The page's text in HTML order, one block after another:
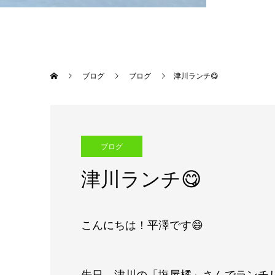
ブログ ブログ 津川ランチ😋
ブログ
津川ランチ😋
こんにちは！平澤です😄